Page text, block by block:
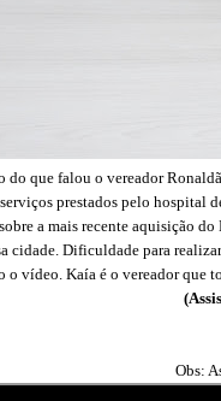
do que falou o vereador
prestados pelo hospital
a mais recente aquisição
cidade. Dificuldade para
o vídeo. Kaía é o vereador que
Obs: